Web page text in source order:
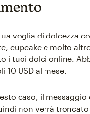
voglia di dolcezza
cupcake e molto
i tuoi dolci online.
10 USD al mese.
caso, il messaggio
non verrà troncato